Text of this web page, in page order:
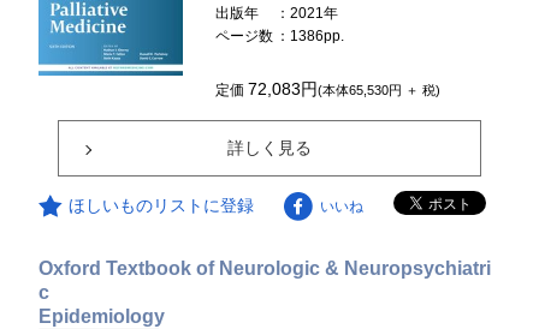
出版年
：2021年
ページ数 ：1386pp.
定価 72,083円(本体65,530円 ＋ 税)
詳しく見る
ほしいものリストに登録 いいね
Oxford Textbook of Neurologic & Neuropsychiatri
c
Epidemiology